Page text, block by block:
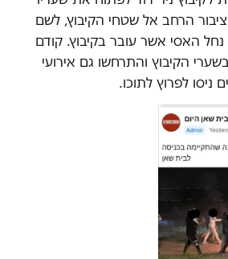
הרחב אל שטחי הקיבוץ, לשם
האסי אשר עובר בקיבוץ. קודם
הקיבוץ והתרחשו גם אירועי
לפרוץ לתוכו.